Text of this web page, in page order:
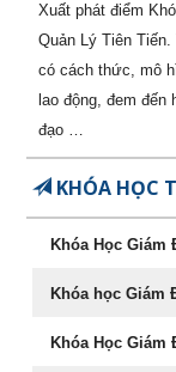
Xuất phát điểm
Quản Lý Tiên
có cách thức, mô
lao động, đem
đạo …
KHÓA HỌC
Khóa Học Giám
Khóa học Giám
Khóa Học Giám
8
9
10